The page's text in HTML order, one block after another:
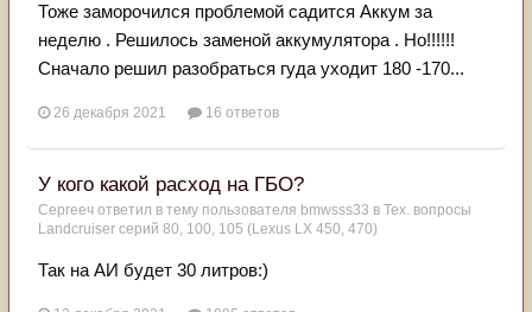
Тоже заморочился проблемой садится Аккум за
неделю . Решилось заменой аккумулятора . Но!!!!!!
Сначало решил разобраться гуда уходит 180 -170...
26 декабря 2021 16 ответов
У кого какой расход на ГБО?
Сергееч ответил в тему пользователя bmwsss33 в Тех. вопросы
Landcruiser серий 80, 100, 105 (Lexus LX 450, 470)
Так на АИ будет 30 литров:)